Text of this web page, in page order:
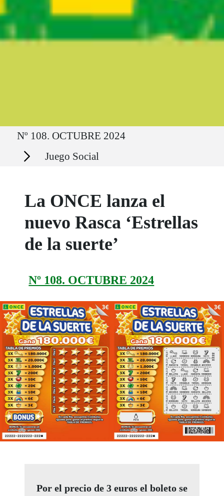
Ruta del sitio
Nº 108. OCTUBRE 2024
Secciones Juego Social
La ONCE lanza el
nuevo Rasca ‘Estrellas
de la suerte’
Nº 108. OCTUBRE 2024
Por el precio de 3 euros el boleto se